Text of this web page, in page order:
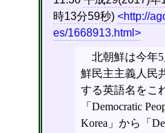
時13分59秒)
http://
es/1668913.html
北朝鮮は今年
鮮民主主義人民
する英語名をこ
「Democratic
Korea」から「